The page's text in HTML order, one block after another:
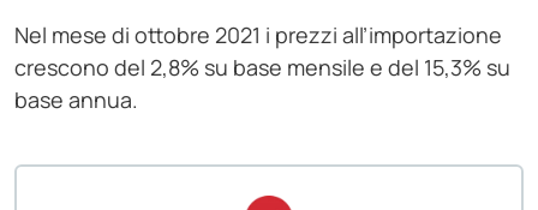
Nel mese di ottobre 2021 i prezzi all’importazione
crescono del 2,8% su base mensile e del 15,3% su
base annua.